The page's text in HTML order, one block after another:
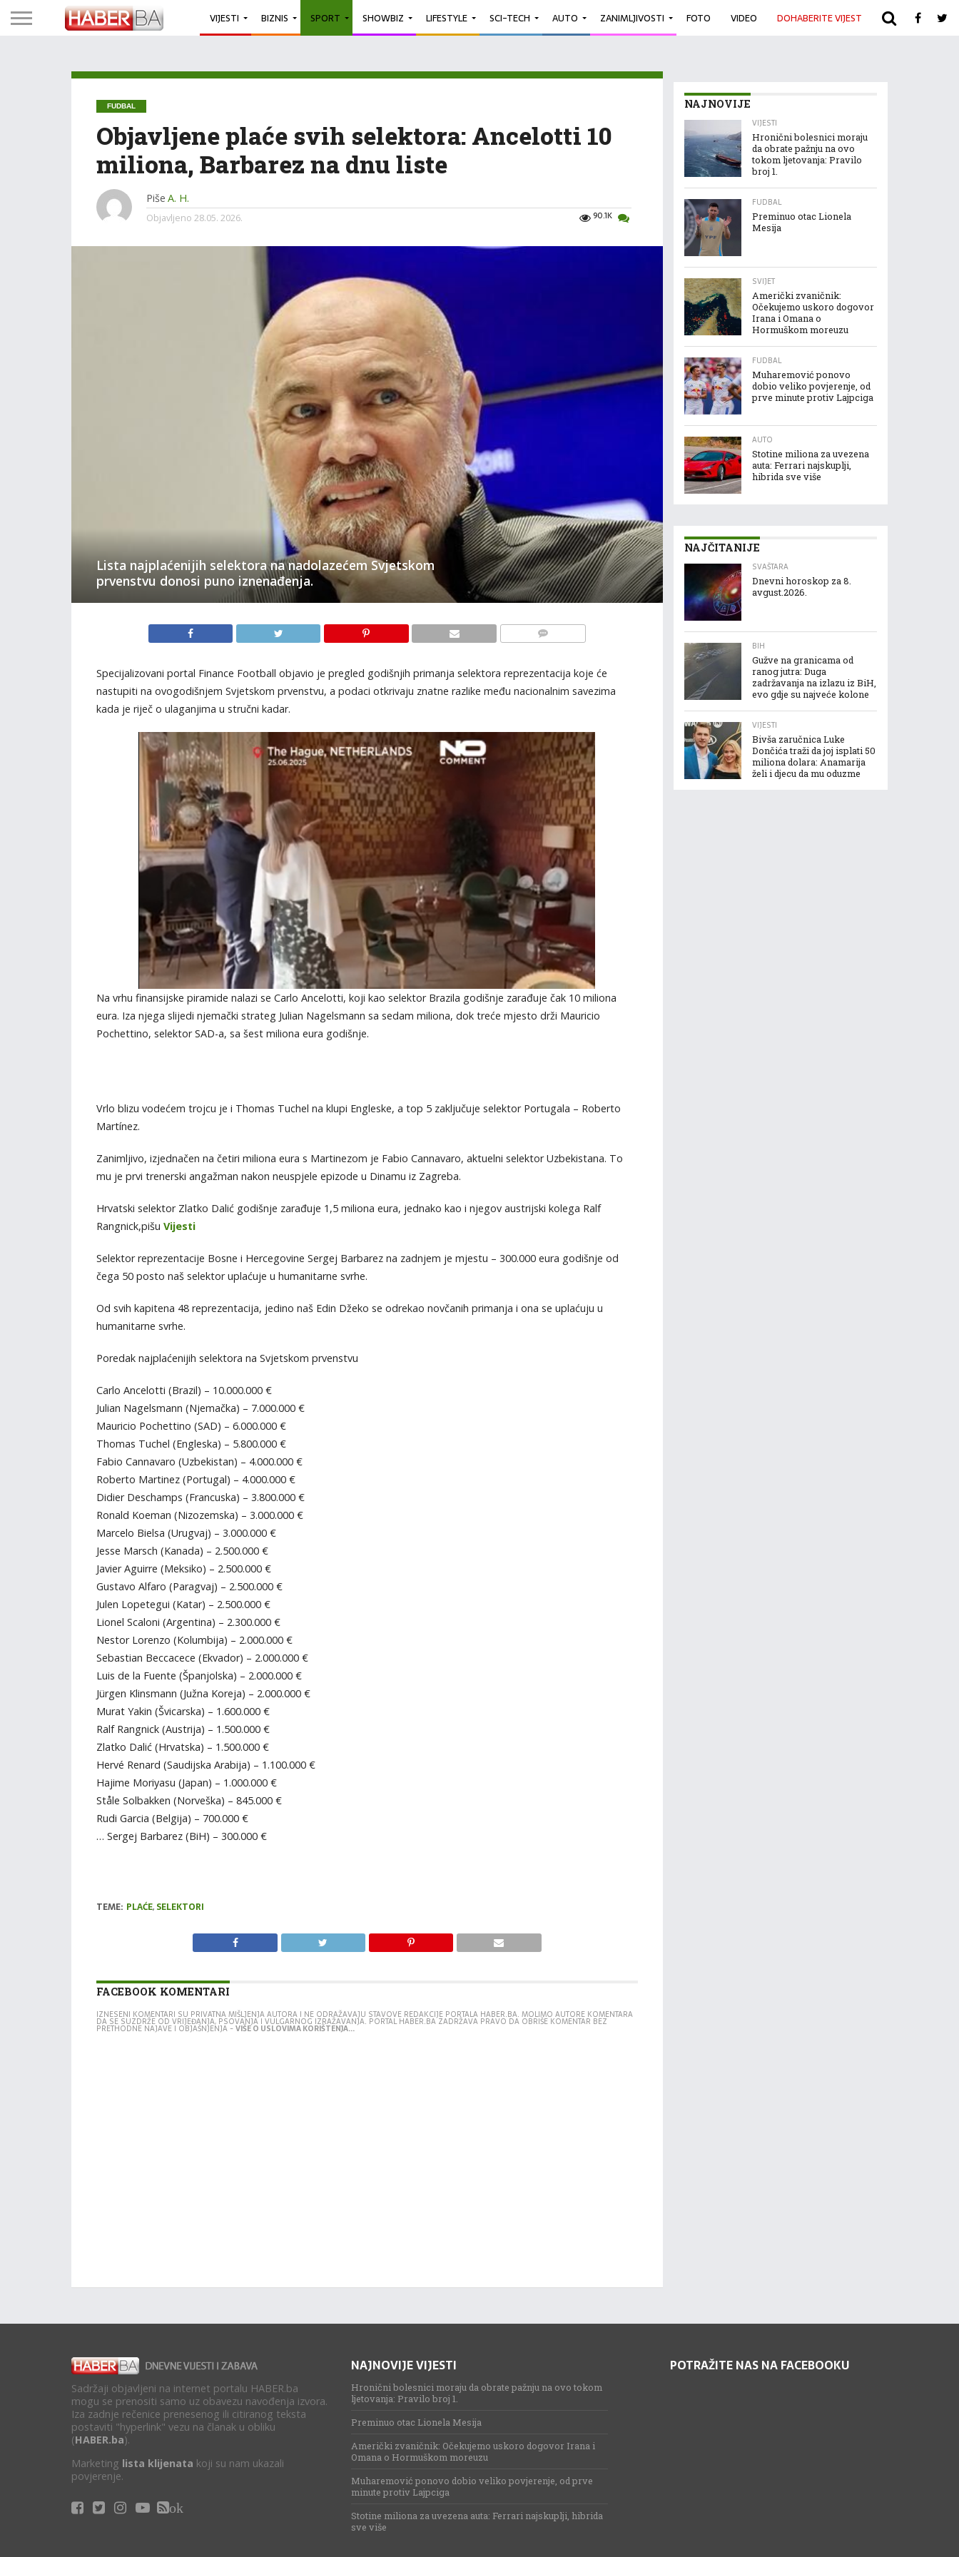
VIJESTI BIZNIS SPORT SHOWBIZ LIFESTYLE SCI-TECH AUTO ZANIMLJIVOSTI FOTO VIDEO DOHABERITE VIJEST ARHIVA
FUDBAL
Objavljene plaće svih selektora: Ancelotti 10
miliona, Barbarez na dnu liste
Piše A. H.
90.1K
Objavljeno 28.05. 2026.
Lista najplaćenijih selektora na nadolazećem Svjetskom
prvenstvu donosi puno iznenađenja.
Specijalizovani portal Finance Football objavio je pregled godišnjih primanja selektora reprezentacija koje će
nastupiti na ovogodišnjem Svjetskom prvenstvu, a podaci otkrivaju znatne razlike među nacionalnim savezima
kada je riječ o ulaganjima u stručni kadar.
Na vrhu finansijske piramide nalazi se Carlo Ancelotti, koji kao selektor Brazila godišnje zarađuje čak 10 miliona
eura. Iza njega slijedi njemački strateg Julian Nagelsmann sa sedam miliona, dok treće mjesto drži Mauricio
Pochettino, selektor SAD-a, sa šest miliona eura godišnje.
Vrlo blizu vodećem trojcu je i Thomas Tuchel na klupi Engleske, a top 5 zaključuje selektor Portugala – Roberto
Martínez.
Zanimljivo, izjednačen na četiri miliona eura s Martinezom je Fabio Cannavaro, aktuelni selektor Uzbekistana. To
mu je prvi trenerski angažman nakon neuspjele epizode u Dinamu iz Zagreba.
Hrvatski selektor Zlatko Dalić godišnje zarađuje 1,5 miliona eura, jednako kao i njegov austrijski kolega Ralf
Rangnick,pišu Vijesti
Selektor reprezentacije Bosne i Hercegovine Sergej Barbarez na zadnjem je mjestu – 300.000 eura godišnje od
čega 50 posto naš selektor uplaćuje u humanitarne svrhe.
Od svih kapitena 48 reprezentacija, jedino naš Edin Džeko se odrekao novčanih primanja i ona se uplaćuju u
humanitarne svrhe.
Poredak najplaćenijih selektora na Svjetskom prvenstvu
Carlo Ancelotti (Brazil) – 10.000.000 €
Julian Nagelsmann (Njemačka) – 7.000.000 €
Mauricio Pochettino (SAD) – 6.000.000 €
Thomas Tuchel (Engleska) – 5.800.000 €
Fabio Cannavaro (Uzbekistan) – 4.000.000 €
Roberto Martinez (Portugal) – 4.000.000 €
Didier Deschamps (Francuska) – 3.800.000 €
Ronald Koeman (Nizozemska) – 3.000.000 €
Marcelo Bielsa (Urugvaj) – 3.000.000 €
Jesse Marsch (Kanada) – 2.500.000 €
Javier Aguirre (Meksiko) – 2.500.000 €
Gustavo Alfaro (Paragvaj) – 2.500.000 €
Julen Lopetegui (Katar) – 2.500.000 €
Lionel Scaloni (Argentina) – 2.300.000 €
Nestor Lorenzo (Kolumbija) – 2.000.000 €
Sebastian Beccacece (Ekvador) – 2.000.000 €
Luis de la Fuente (Španjolska) – 2.000.000 €
Jürgen Klinsmann (Južna Koreja) – 2.000.000 €
Murat Yakin (Švicarska) – 1.600.000 €
Ralf Rangnick (Austrija) – 1.500.000 €
Zlatko Dalić (Hrvatska) – 1.500.000 €
Hervé Renard (Saudijska Arabija) – 1.100.000 €
Hajime Moriyasu (Japan) – 1.000.000 €
Ståle Solbakken (Norveška) – 845.000 €
Rudi Garcia (Belgija) – 700.000 €
… Sergej Barbarez (BiH) – 300.000 €
TEME: PLAĆE, SELEKTORI
FACEBOOK KOMENTARI
IZNESENI KOMENTARI SU PRIVATNA MIŠLJENJA AUTORA I NE ODRAŽAVAJU STAVOVE REDAKCIJE PORTALA HABER.BA. MOLIMO AUTORE KOMENTARA
DA SE SUZDRŽE OD VRIJEĐANJA, PSOVANJA I VULGARNOG IZRAŽAVANJA. PORTAL HABER.BA ZADRŽAVA PRAVO DA OBRIŠE KOMENTAR BEZ
PRETHODNE NAJAVE I OBJAŠNJENJA -VIŠE O USLOVIMA KORIŠTENJA...
NAJNOVIJE
VIJESTI
Hronični bolesnici moraju
da obrate pažnju na ovo
tokom ljetovanja: Pravilo
broj 1.
FUDBAL
Preminuo otac Lionela
Mesija
SVIJET
Američki zvaničnik:
Očekujemo uskoro dogovor
Irana i Omana o
Hormuškom moreuzu
FUDBAL
Muharemović ponovo
dobio veliko povjerenje, od
prve minute protiv Lajpciga
AUTO
Stotine miliona za uvezena
auta: Ferrari najskuplji,
hibrida sve više
NAJČITANIJE
SVAŠTARA
Dnevni horoskop za 8.
avgust.2026.
BIH
Gužve na granicama od
ranog jutra: Duga
zadržavanja na izlazu iz BiH,
evo gdje su najveće kolone
VIJESTI
Bivša zaručnica Luke
Dončića traži da joj isplati 50
miliona dolara: Anamarija
želi i djecu da mu oduzme
Sadržaji objavljeni na internet portalu HABER.ba
mogu se prenositi samo uz obavezu navođenja izvora.
Iza zadnje rečenice prenesenog ili citiranog teksta
postaviti "hyperlink" vezu na članak u obliku
(HABER.ba).
Marketing lista klijenata koji su nam ukazali
povjerenje.
ok
NAJNOVIJE VIJESTI
Hronični bolesnici moraju da obrate pažnju na ovo tokom
ljetovanja: Pravilo broj 1.
Preminuo otac Lionela Mesija
Američki zvaničnik: Očekujemo uskoro dogovor Irana i
Omana o Hormuškom moreuzu
Muharemović ponovo dobio veliko povjerenje, od prve
minute protiv Lajpciga
Stotine miliona za uvezena auta: Ferrari najskuplji, hibrida
sve više
POTRAŽITE NAS NA FACEBOOKU